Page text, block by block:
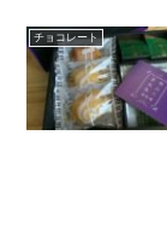
チョコレート